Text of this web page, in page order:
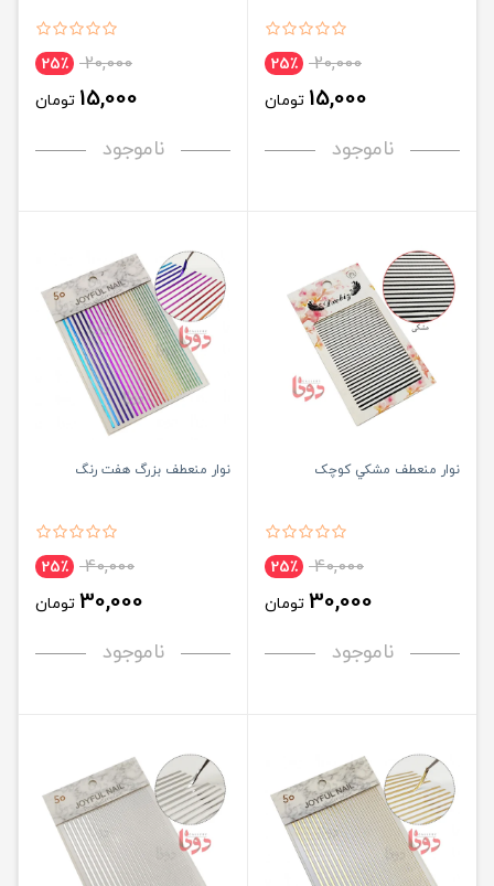
20,000 25٪
15,000 تومان
ناموجود
20,000 25٪
15,000 تومان
ناموجود
نوار منعطف مشکي کوچک
40,000 25٪
30,000 تومان
ناموجود
نوار منعطف بزرگ هفت رنگ
40,000 25٪
30,000 تومان
ناموجود